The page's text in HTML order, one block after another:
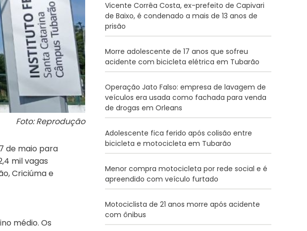
Foto: Reprodução
de maio para
mil vagas
Criciúma e
médio. Os
Vicente Corrêa Costa, ex-prefeito de Capivari
de Baixo, é condenado a mais de 13 anos de
prisão
Morre adolescente de 17 anos que sofreu
acidente com bicicleta elétrica em Tubarão
Operação Jato Falso: empresa de lavagem de
veículos era usada como fachada para venda
de drogas em Orleans
Adolescente fica ferido após colisão entre
bicicleta e motocicleta em Tubarão
Menor compra motocicleta por rede social e é
apreendido com veículo furtado
Motociclista de 21 anos morre após acidente
com ônibus